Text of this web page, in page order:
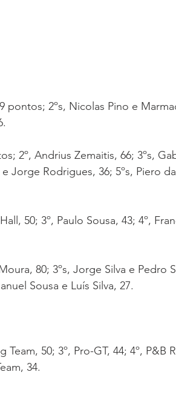
pontos; 2ºs, Nicolas Pino e
2º, Andrius Zemaitis, 66; 3ºs,
Jorge Rodrigues, 36; 5ºs, Piero
50; 3º, Paulo Sousa, 43; 4º,
80; 3ºs, Jorge Silva e Pedro
Sousa e Luís Silva, 27.
50; 3º, Pro-GT, 44; 4º, P&B
34.